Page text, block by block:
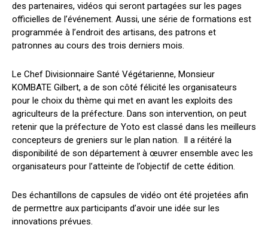
des partenaires, vidéos qui seront partagées sur les pages
officielles de l’événement. Aussi, une série de formations est
programmée à l’endroit des artisans, des patrons et
patronnes au cours des trois derniers mois.
Le Chef Divisionnaire Santé Végétarienne, Monsieur
KOMBATE Gilbert, a de son côté félicité les organisateurs
pour le choix du thème qui met en avant les exploits des
agriculteurs de la préfecture. Dans son intervention, on peut
retenir que la préfecture de Yoto est classé dans les meilleurs
concepteurs de greniers sur le plan nation. Il a réitéré la
disponibilité de son département à œuvrer ensemble avec les
organisateurs pour l’atteinte de l’objectif de cette édition.
Des échantillons de capsules de vidéo ont été projetées afin
de permettre aux participants d’avoir une idée sur les
innovations prévues.